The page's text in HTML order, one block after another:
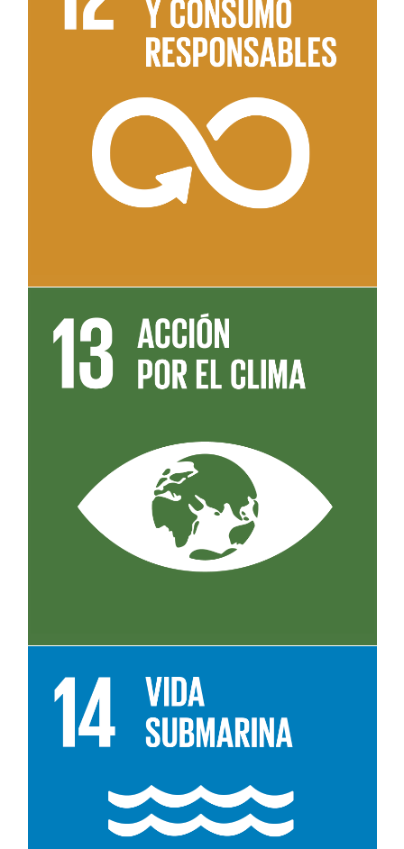
Leer más sobre el objetivo 12
Leer más sobre el objetivo 13
Leer más sobre el objetivo 14